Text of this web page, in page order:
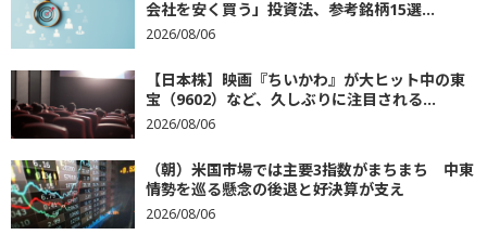
会社を安く買う」投資法、参考銘柄15選...
2026/08/06
【日本株】映画『ちいかわ』が大ヒット中の東
宝（9602）など、久しぶりに注目される...
2026/08/06
（朝）米国市場では主要3指数がまちまち 中東
情勢を巡る懸念の後退と好決算が支え
2026/08/06